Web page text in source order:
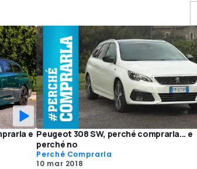
e Peugeot 308 SW, perché comprarla... e
perché no
Perché Comprarla
10 mar 2018